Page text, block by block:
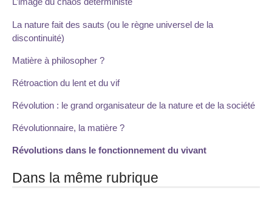
La nature fait des sauts (ou le règne universel de la
discontinuité)
Matière à philosopher ?
Rétroaction du lent et du vif
Révolution : le grand organisateur de la nature et de la société
Révolutionnaire, la matière ?
Révolutions dans le fonctionnement du vivant
Dans la même rubrique